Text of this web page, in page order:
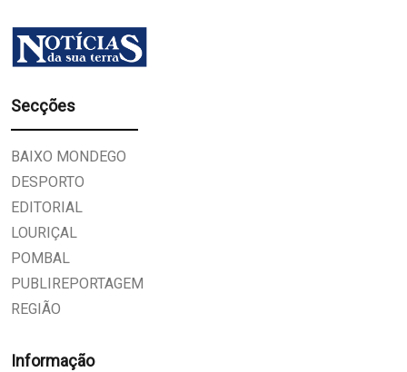
Secções
BAIXO MONDEGO
DESPORTO
EDITORIAL
LOURIÇAL
POMBAL
PUBLIREPORTAGEM
REGIÃO
Informação